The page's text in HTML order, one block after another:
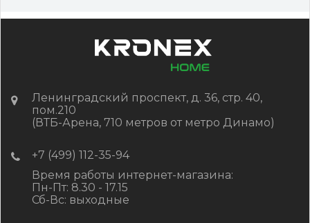
КУПИТЬ
Ленинградский проспект, д. 36, стр. 40,
пом.210
(ВТБ-Арена, 710 метров от метро Динамо)
+7 (499) 112-35-94
Время работы интернет-магазина:
Пн-Пт: 8.30 - 17.15
Сб-Вс: выходные